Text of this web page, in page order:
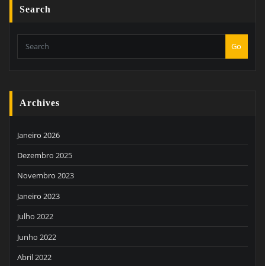
Search
Go
Archives
Janeiro 2026
Dezembro 2025
Novembro 2023
Janeiro 2023
Julho 2022
Junho 2022
Abril 2022